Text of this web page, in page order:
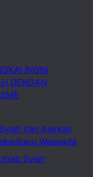
INGIN
DENGAN
Iran Ajarkan
Waspada
Syiah